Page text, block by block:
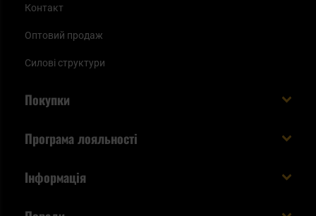
Контакт
Оптовий продаж
Силові структури
Покупки
Способи оплати
Статус замовлення
Програма лояльності
Інформація